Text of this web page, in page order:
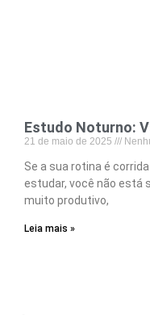
Estudo Noturno:
21 de maio de 2025
Se a sua rotina é
estudar, você não está
muito produtivo,
Leia mais »